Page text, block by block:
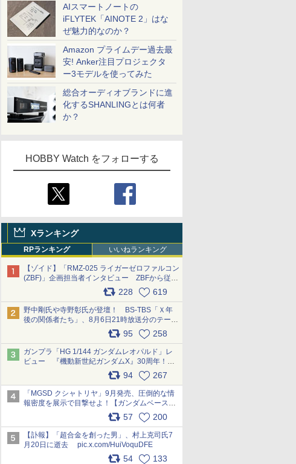
AIスマートノートの
iFLYTEK「AINOTE 2」はな
ぜ魅力的なのか？
Amazon プライムデー過去最
安! Anker注目プロジェクタ
ー3モデルを使ってみた
総合オーディオブランドに進
化するSHANLINGとは何者
か？
HOBBY Watch をフォローする
Xランキング
RPランキング いいねランキング
【ゾイド】「RMZ-025 ライガーゼロファルコン
(ZBF)」企画担当者インタビュー ZBFから従来
デザインまで再現可能なボリューム満点のキッ
ト pic.x.com/6zOqQAQKkX
228 619
野中剛氏や寺野彰氏が登壇！ BS-TBS「Ｘ年
後の関係者たち」、8月6日21時放送分のテーマ
は「超合金」！ pic.x.com/uWyt1uyuFm
95 258
ガンプラ「HG 1/144 ガンダムレオパルド」レ
ビュー 『機動新世紀ガンダムX』30周年！イ
ンナーアームガトリングの変形機構まで再現し
最新フォーマットでキット化！
pic.x.com/nszPIDTpbg
94 267
「MGSD クシャトリヤ」9月発売、圧倒的な情
報密度を展示で目撃せよ！【ガンダムベース撮
り下ろし】 pic.x.com/3rPjsfk7qZ
57 200
【訃報】「超合金を創った男」、村上克司氏7
月20日に逝去 pic.x.com/HuiVoquDFE
54 133